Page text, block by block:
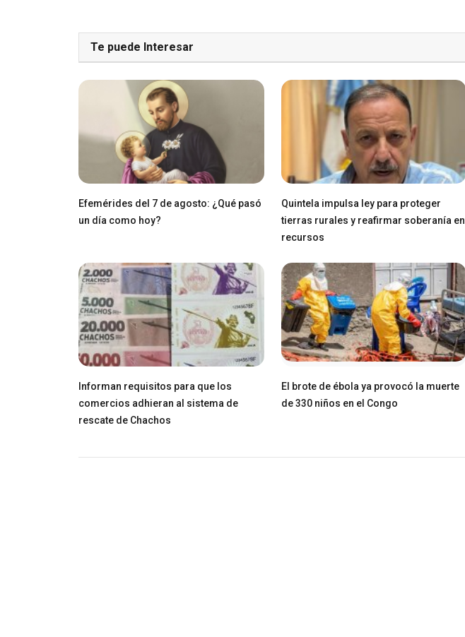
Te puede Interesar
Efemérides del 7 de agosto: ¿Qué pasó
un día como hoy?
Quintela impulsa ley para proteger
tierras rurales y reafirmar soberanía en
recursos
Informan requisitos para que los
comercios adhieran al sistema de
rescate de Chachos
El brote de ébola ya provocó la muerte
de 330 niños en el Congo